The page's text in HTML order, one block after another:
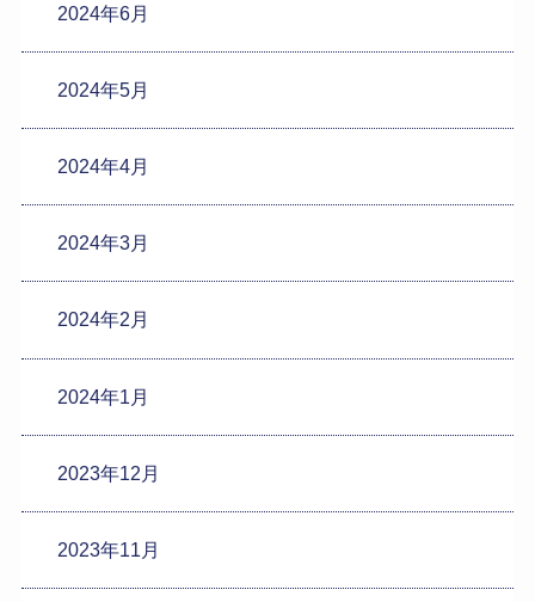
2024年6月
2024年5月
2024年4月
2024年3月
2024年2月
2024年1月
2023年12月
2023年11月